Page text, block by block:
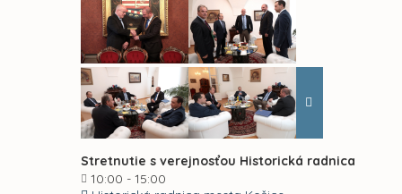
Stretnutie s verejnosťou Historická radnica
10:00 - 15:00